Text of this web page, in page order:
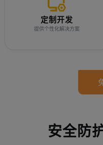
定制开发
提供个性化解决方案
安全防